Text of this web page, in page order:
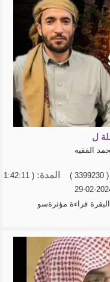
الفقيه
( 3399230 ) المدة:
( 1:42:11